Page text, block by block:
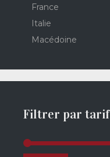
France
Italie
Macédoine
Filtrer par tarif